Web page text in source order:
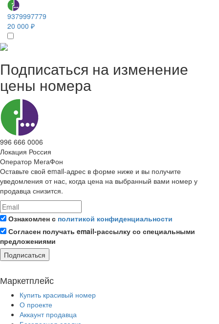
9379997779
20 000 ₽
Подписаться на изменение
цены номера
996 666 0006
Локация Россия
Оператор МегаФон
Оставьте свой email-адрес в форме ниже и вы получите
уведомления от нас, когда цена на выбранный вами номер у
продавца снизится.
Ознакомлен с политикой конфиденциальности
Согласен получать email-рассылку со специальными
предложениями
Подписаться
Маркетплейс
Купить красивый номер
О проекте
Аккаунт продавца